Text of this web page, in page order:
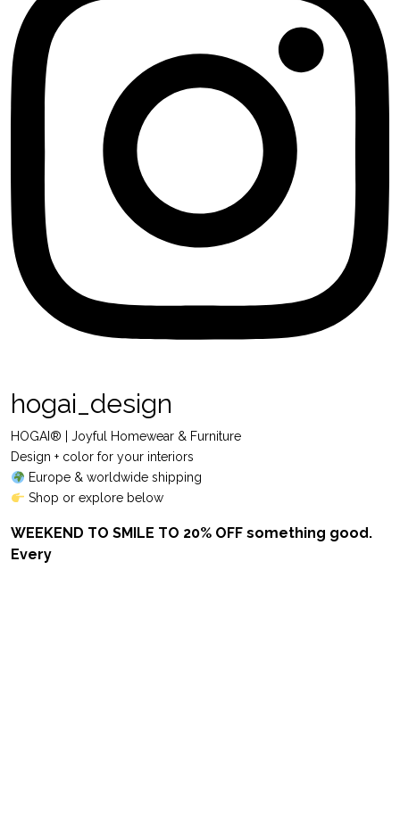
hogai_design
HOGAI® | Joyful Homewear & Furniture
Design + color for your interiors
Europe & worldwide shipping
Shop or explore below
WEEKEND TO SMILE TO 20% OFF something good.
Every